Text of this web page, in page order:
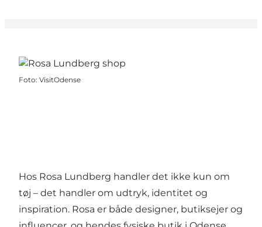
Foto: VisitOdense
Hos Rosa Lundberg handler det ikke kun om
tøj – det handler om udtryk, identitet og
inspiration. Rosa er både designer, butiksejer og